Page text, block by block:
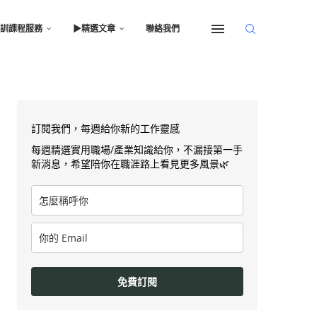
課程服務 ▶︎精選文章 聯絡我們
訂閱我們，每週給你新的工作靈感
每週精選實用職場/產業知識給你，不漏接第一手
新消息，希望陪你在職涯路上看見更多風景🌿
免費訂閱